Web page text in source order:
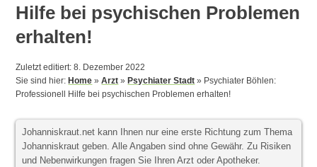
Hilfe bei psychischen Problemen
erhalten!
Zuletzt editiert: 8. Dezember 2022
Sie sind hier:Home »Arzt »Psychiater Stadt » Psychiater Böhlen:
Professionell Hilfe bei psychischen Problemen erhalten!
Johanniskraut.net kann Ihnen nur eine erste Richtung zum Thema
Johanniskraut geben. Alle Angaben sind ohne Gewähr. Zu Risiken
und Nebenwirkungen fragen Sie Ihren Arzt oder Apotheker.